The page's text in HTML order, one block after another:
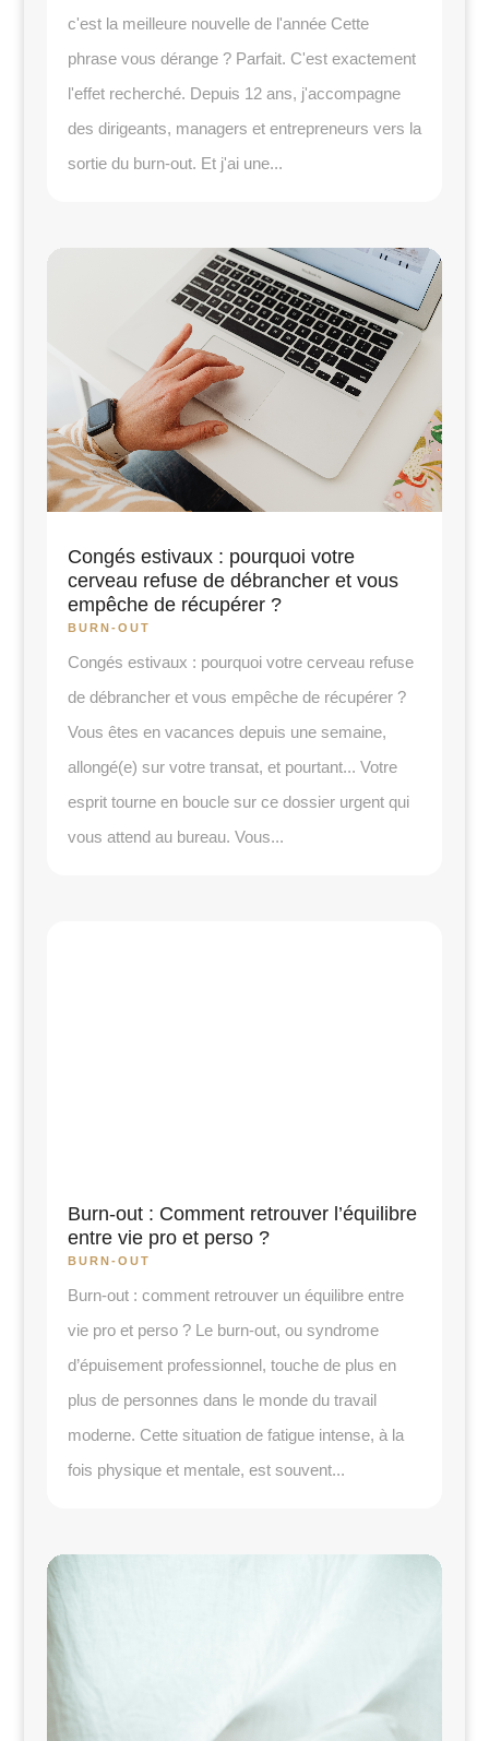
c'est la meilleure nouvelle de l'année Cette
phrase vous dérange ? Parfait. C'est exactement
l'effet recherché. Depuis 12 ans, j'accompagne
des dirigeants, managers et entrepreneurs vers la
sortie du burn-out. Et j'ai une...
Congés estivaux : pourquoi votre
cerveau refuse de débrancher et vous
empêche de récupérer ?
BURN-OUT
Congés estivaux : pourquoi votre cerveau refuse
de débrancher et vous empêche de récupérer ?
Vous êtes en vacances depuis une semaine,
allongé(e) sur votre transat, et pourtant... Votre
esprit tourne en boucle sur ce dossier urgent qui
vous attend au bureau. Vous...
Burn-out : Comment retrouver l’équilibre
entre vie pro et perso ?
BURN-OUT
Burn-out : comment retrouver un équilibre entre
vie pro et perso ? Le burn-out, ou syndrome
d’épuisement professionnel, touche de plus en
plus de personnes dans le monde du travail
moderne. Cette situation de fatigue intense, à la
fois physique et mentale, est souvent...